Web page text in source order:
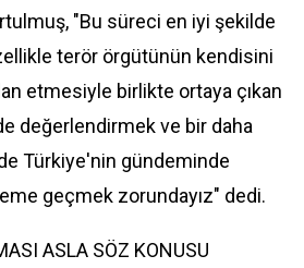
"Bu süreci en iyi şekilde
terör örgütünün kendisini
etmesiyle birlikte ortaya çıkan
değerlendirmek ve bir daha
Türkiye'nin gündeminde
geçmek zorundayız" dedi.
ASLA SÖZ KONUSU